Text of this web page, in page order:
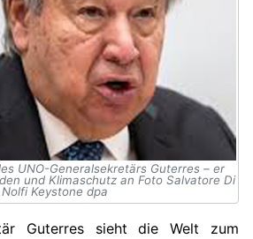
UNO-Generalsekretärs Guterres – er
und Klimaschutz an Foto Salvatore Di
Nolfi Keystone dpa
Guterres sieht die Welt zum